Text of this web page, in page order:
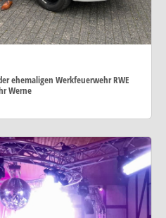
ehemaligen Werkfeuerwehr RWE
Werne